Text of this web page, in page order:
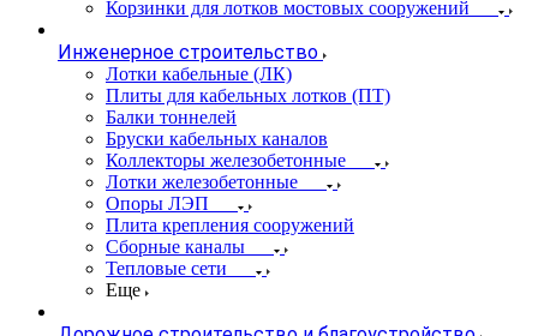
Корзинки для лотков мостовых сооружений
Инженерное строительство
Лотки кабельные (ЛК)
Плиты для кабельных лотков (ПТ)
Балки тоннелей
Бруски кабельных каналов
Коллекторы железобетонные
Лотки железобетонные
Опоры ЛЭП
Плита крепления сооружений
Сборные каналы
Тепловые сети
Еще